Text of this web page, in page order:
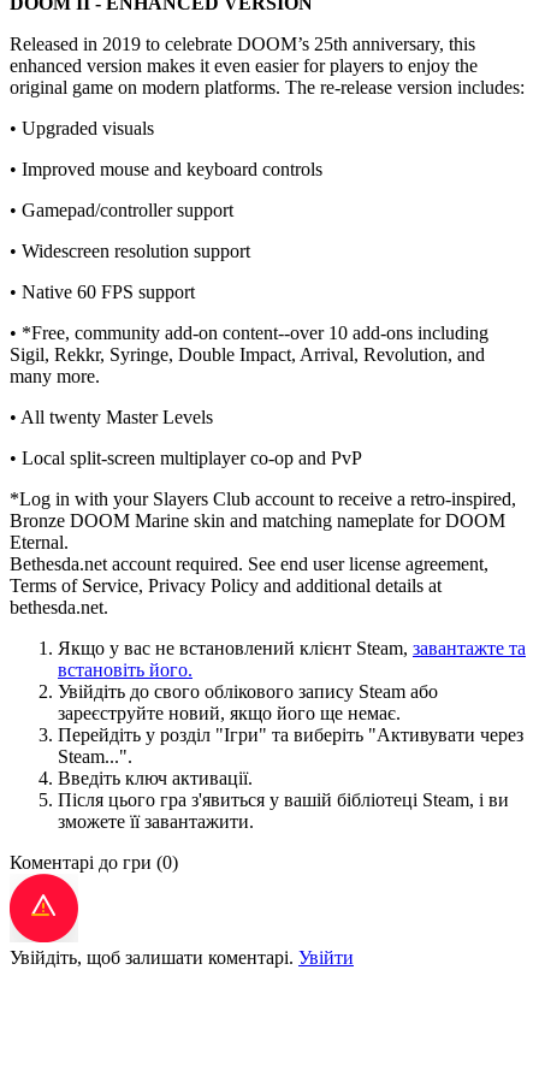
Released in 2019 to celebrate DOOM’s 25th anniversary, this
enhanced version makes it even easier for players to enjoy the
original game on modern platforms. The re-release version includes:
• Upgraded visuals
• Improved mouse and keyboard controls
• Gamepad/controller support
• Widescreen resolution support
• Native 60 FPS support
• *Free, community add-on content--over 10 add-ons including
Sigil, Rekkr, Syringe, Double Impact, Arrival, Revolution, and
many more.
• All twenty Master Levels
• Local split-screen multiplayer co-op and PvP
*Log in with your Slayers Club account to receive a retro-inspired,
Bronze DOOM Marine skin and matching nameplate for DOOM
Eternal.
Bethesda.net account required. See end user license agreement,
Terms of Service, Privacy Policy and additional details at
bethesda.net.
Якщо у вас не встановлений клієнт Steam, завантажте та
встановіть його.
Увійдіть до свого облікового запису Steam або
зареєструйте новий, якщо його ще немає.
Перейдіть у розділ "Ігри" та виберіть "Активувати через
Steam...".
Введіть ключ активації.
Після цього гра з'явиться у вашій бібліотеці Steam, і ви
зможете її завантажити.
Коментарі до гри (0)
Увійдіть, щоб залишати коментарі. Увійти